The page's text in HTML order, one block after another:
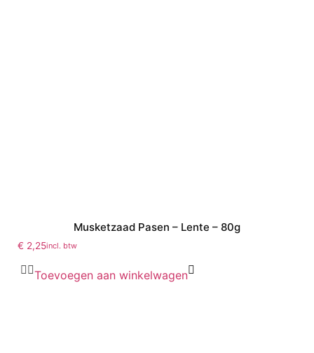
Musketzaad Pasen – Lente – 80g
€ 2,25incl. btw
Toevoegen aan winkelwagen